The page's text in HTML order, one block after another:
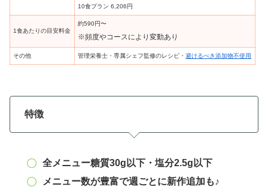
10食プラン 6,206円
1食あたりの目安料金
約590円〜
※頻度やコースにより変動あり
その他 管理栄養士・専属シェフ監修のレシピ・避けるべき添加物不使用
特徴
全メニュー糖質30g以下・塩分2.5g以下
メニュー数が豊富で週ごとに新作追加も♪